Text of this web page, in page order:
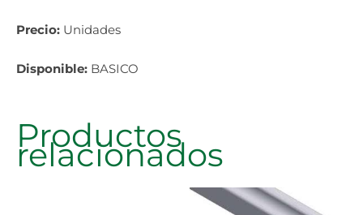
Precio: Unidades
Disponible: BASICO
Productos
relacionados